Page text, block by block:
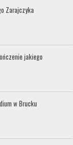
Zarajczyka
jakiego
w Brucku